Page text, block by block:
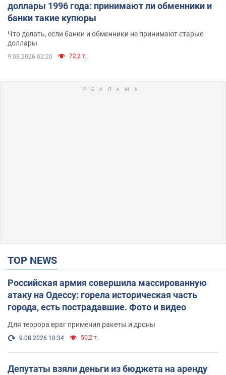
доллары 1996 года: принимают ли обменники и
банки такие купюры
Что делать, если банки и обменники не принимают старые
доллары
9.08.2026 02:20 72,2 т.
TOP NEWS
Российская армия совершила массированную
атаку на Одессу: горела историческая часть
города, есть пострадавшие. Фото и видео
Для террора враг применил ракеты и дроны
9.08.2026 10:34 50,2 т.
Депутаты взяли деньги из бюджета на аренду